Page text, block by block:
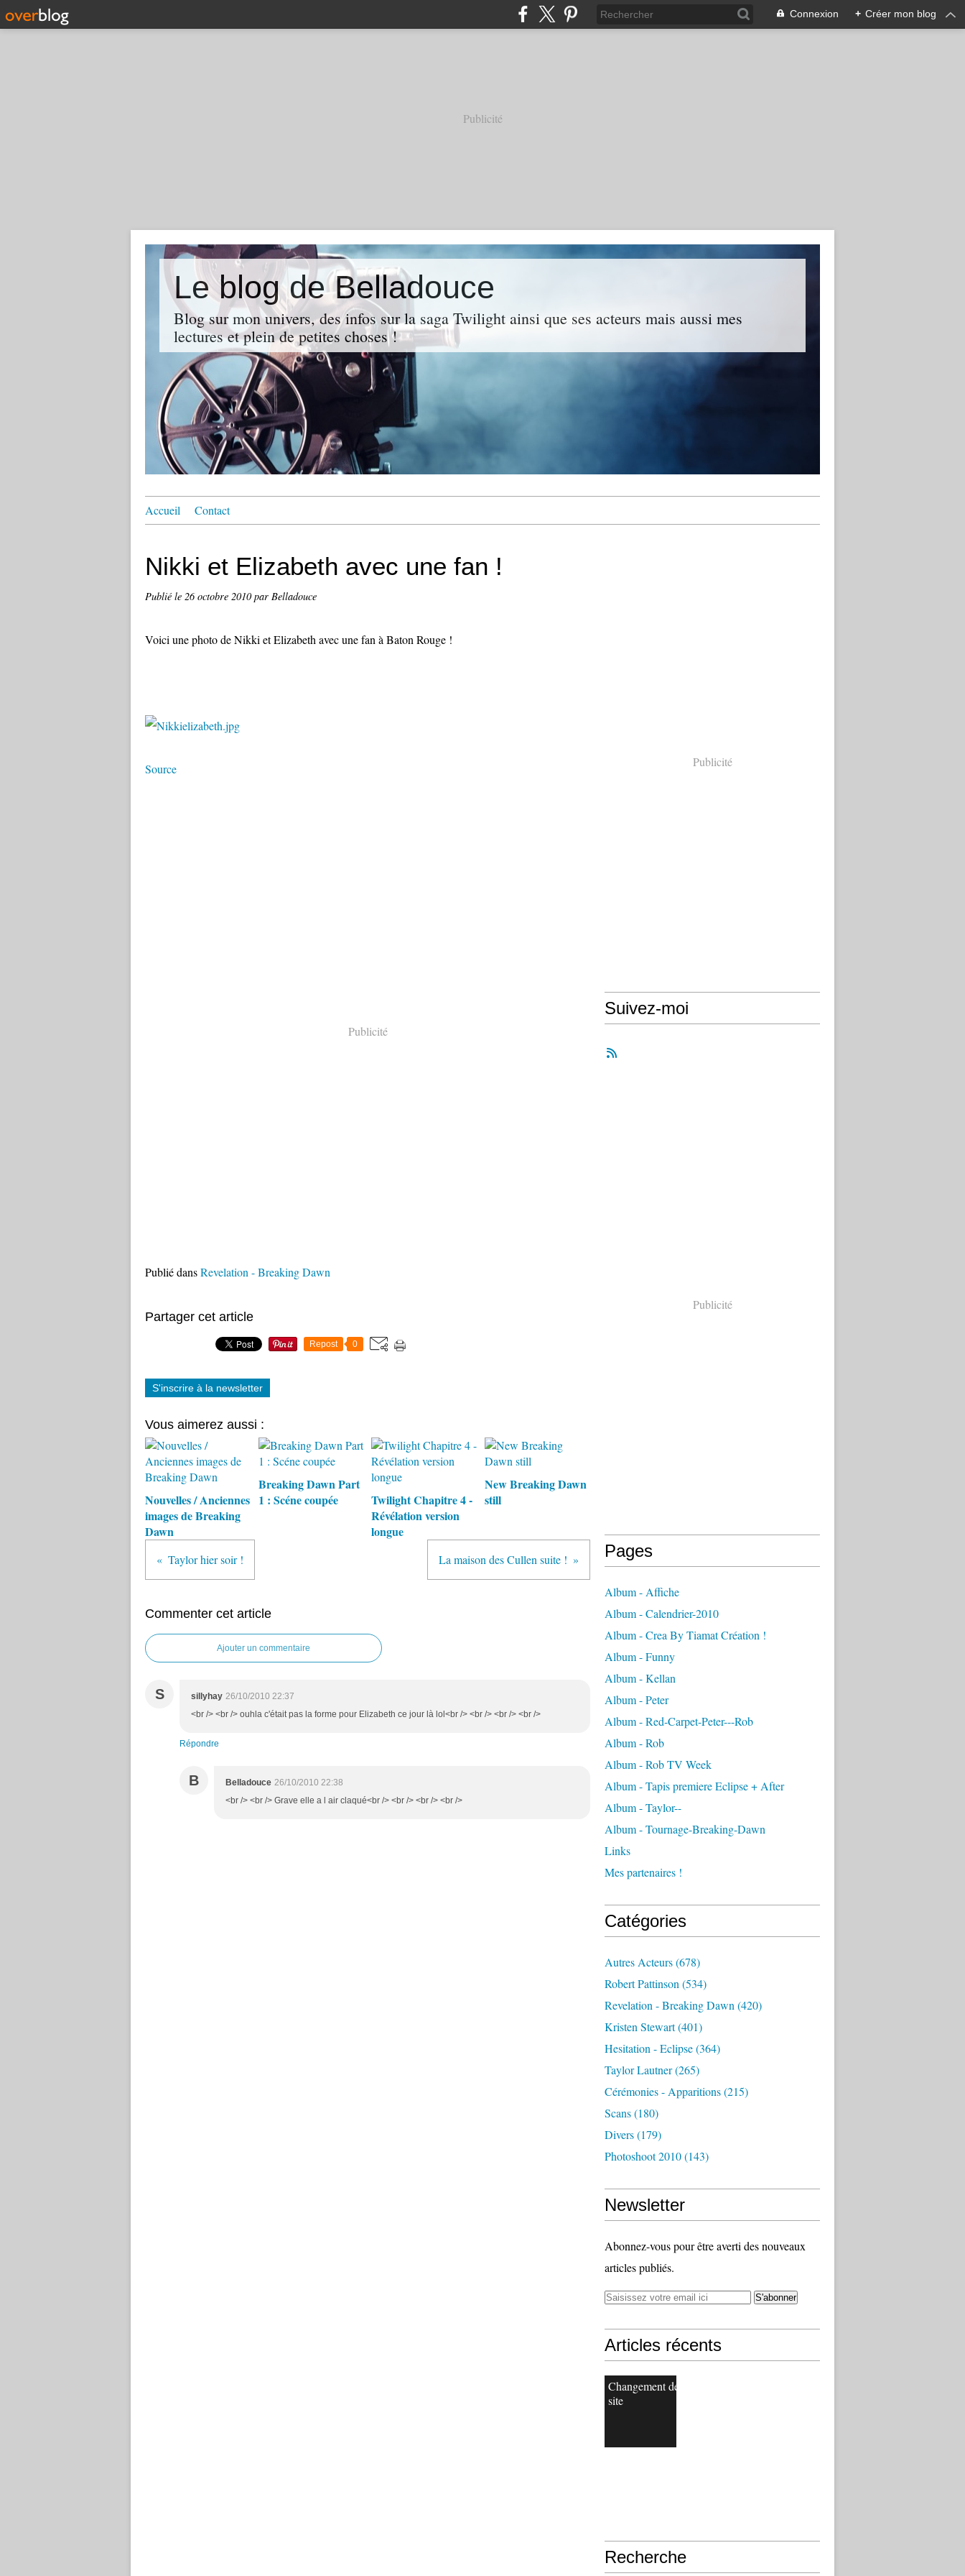
Connexion + Créer mon blog
Publicité
Le blog de Belladouce
Blog sur mon univers, des infos sur la saga Twilight ainsi que ses acteurs mais aussi mes
lectures et plein de petites choses !
Accueil Contact
Nikki et Elizabeth avec une fan !
Publié le 26 octobre 2010par Belladouce
Voici une photo de Nikki et Elizabeth avec une fan à Baton Rouge !
Source
Publicité
Publié dansRevelation - Breaking Dawn
Partager cet article
Repost 0
S'inscrire à la newsletter
Vous aimerez aussi :
Nouvelles / Anciennes
images de Breaking
Dawn
Breaking Dawn Part
1 : Scéne coupée
Twilight Chapitre 4 -
Révélation version
longue
New Breaking Dawn
still
Taylor hier soir ! La maison des Cullen suite !
Commenter cet article
Ajouter un commentaire
S sillyhay 26/10/2010 22:37
<br /> <br /> ouhla c'était pas la forme pour Elizabeth ce jour là lol<br /> <br /> <br /> <br />
Répondre
B Belladouce 26/10/2010 22:38
<br /> <br /> Grave elle a l air claqué<br /> <br /> <br /> <br />
Publicité
Suivez-moi
Publicité
Pages
Album - Affiche
Album - Calendrier-2010
Album - Crea By Tiamat Création !
Album - Funny
Album - Kellan
Album - Peter
Album - Red-Carpet-Peter---Rob
Album - Rob
Album - Rob TV Week
Album - Tapis premiere Eclipse + After
Album - Taylor--
Album - Tournage-Breaking-Dawn
Links
Mes partenaires !
Catégories
Autres Acteurs(678)
Robert Pattinson (534)
Revelation - Breaking Dawn (420)
Kristen Stewart(401)
Hesitation - Eclipse(364)
Taylor Lautner(265)
Cérémonies - Apparitions(215)
Scans(180)
Divers(179)
Photoshoot 2010(143)
Newsletter
Abonnez-vous pour être averti des nouveaux
articles publiés.
Articles récents
Changement de
site
Recherche